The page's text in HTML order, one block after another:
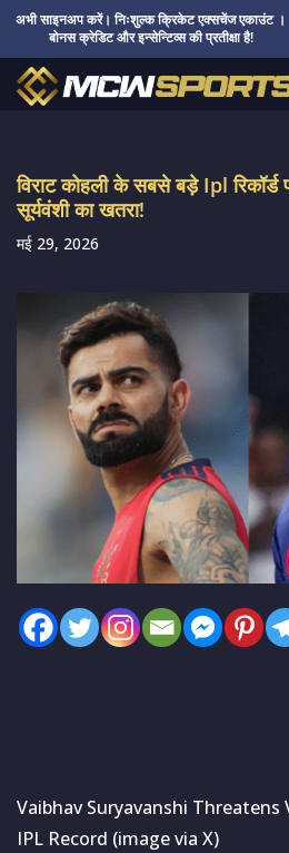
अभी साइनअप करें। निःशुल्क क्रिकेट एक्सचेंज एकाउंट ।
बोनस क्रेडिट और इन्सेन्टिव्स की प्रतीक्षा है!
विराट कोहली के सबसे बड़े Ipl रिकॉर्ड
सूर्यवंशी का खतरा!
मई 29, 2026
Vaibhav Suryavanshi Threatens
IPL Record (image via X)